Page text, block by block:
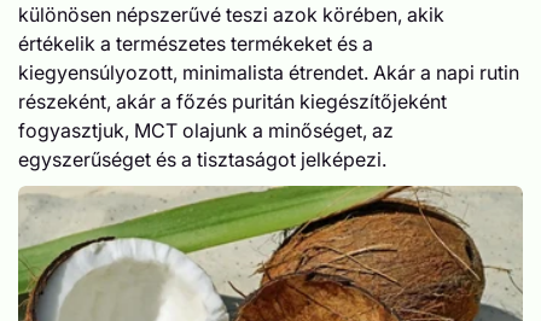
különösen népszerűvé teszi azok körében, akik
értékelik a természetes termékeket és a
kiegyensúlyozott, minimalista étrendet. Akár a napi rutin
részeként, akár a főzés puritán kiegészítőjeként
fogyasztjuk, MCT olajunk a minőséget, az
egyszerűséget és a tisztaságot jelképezi.